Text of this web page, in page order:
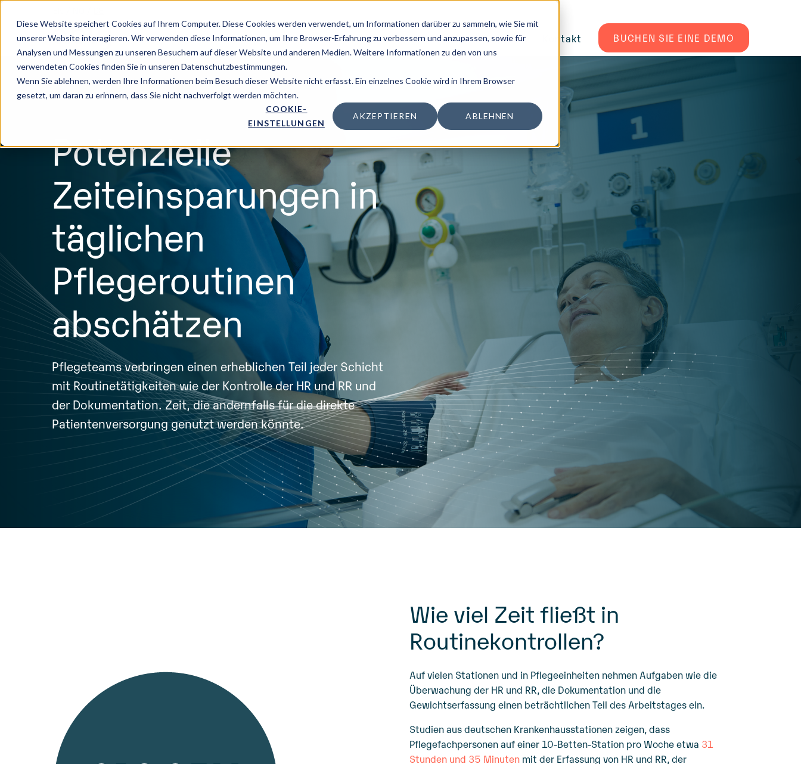
Diese Website speichert Cookies auf Ihrem Computer. Diese Cookies werden verwendet, um Informationen darüber zu sammeln, wie Sie mit
unserer Website interagieren. Wir verwenden diese Informationen, um Ihre Browser-Erfahrung zu verbessern und anzupassen, sowie für
Analysen und Messungen zu unseren Besuchern auf dieser Website und anderen Medien. Weitere Informationen zu den von uns
verwendeten Cookies finden Sie in unseren Datenschutzbestimmungen.
Wenn Sie ablehnen, werden Ihre Informationen beim Besuch dieser Website nicht erfasst. Ein einzelnes Cookie wird in Ihrem Browser
gesetzt, um daran zu erinnern, dass Sie nicht nachverfolgt werden möchten.
COOKIE-
EINSTELLUNGEN
AKZEPTIEREN ABLEHNEN
Lösung Inspiration Über uns Kontakt BUCHEN SIE EINE DEMO
Potenzielle
Zeiteinsparungen in
täglichen
Pflegeroutinen
abschätzen
Pflegeteams verbringen einen erheblichen Teil jeder Schicht
mit Routinetätigkeiten wie der Kontrolle der HR und RR und
der Dokumentation. Zeit, die andernfalls für die direkte
Patientenversorgung genutzt werden könnte.
Wie viel Zeit fließt in
Routinekontrollen?
Auf vielen Stationen und in Pflegeeinheiten nehmen Aufgaben wie die
Überwachung der HR und RR, die Dokumentation und die
Gewichtserfassung einen beträchtlichen Teil des Arbeitstages ein.
Studien aus deutschen Krankenhausstationen zeigen, dass
Pflegefachpersonen auf einer 10-Betten-Station pro Woche etwa 31
Stunden und 35 Minuten mit der Erfassung von HR und RR, der